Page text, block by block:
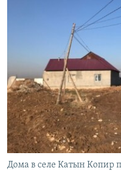
Дома в селе Катын Копир